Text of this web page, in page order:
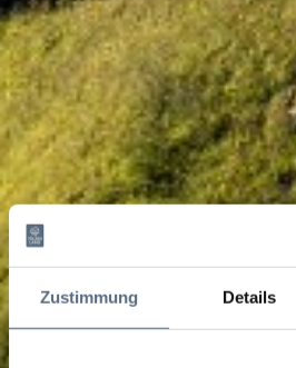
Zustimmung Details